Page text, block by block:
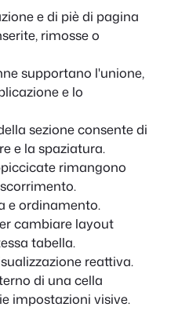
e di piè di pagina
rimosse o
supportano l'unione,
e lo
sezione consente di
e la spaziatura.
rimangono
e ordinamento.
cambiare layout
tabella.
reattiva.
di una cella
impostazioni visive.